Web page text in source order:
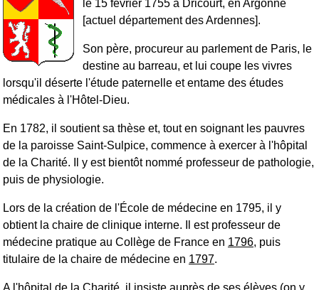
le 15 février 1755 à Dricourt, en Argonne
[actuel département des Ardennes].
Son père, procureur au parlement de Paris, le
destine au barreau, et lui coupe les vivres
lorsqu'il déserte l'étude paternelle et entame des études
médicales à l'Hôtel-Dieu.
En 1782, il soutient sa thèse et, tout en soignant les pauvres
de la paroisse Saint-Sulpice, commence à exercer à l'hôpital
de la Charité. Il y est bientôt nommé professeur de pathologie,
puis de physiologie.
Lors de la création de l'École de médecine en 1795, il y
obtient la chaire de clinique interne. Il est professeur de
médecine pratique au Collège de France en 1796, puis
titulaire de la chaire de médecine en 1797.